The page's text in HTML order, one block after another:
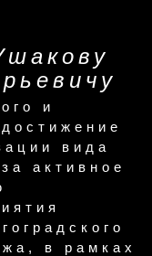
и
вида
активное
в рамках